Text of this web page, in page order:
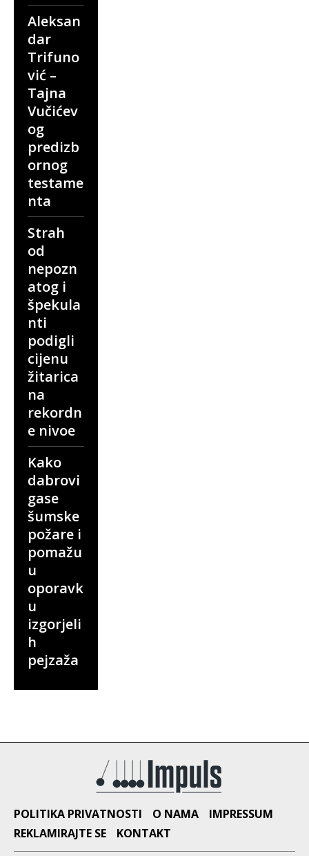
Aleksan
dar
Trifuno
vić –
Tajna
Vučićev
og
predizb
ornog
testame
nta
Strah
od
nepozn
atog i
špekula
nti
podigli
cijenu
žitarica
na
rekordn
e nivoe
Kako
dabrovi
gase
šumske
požare i
pomažu
u
oporavk
u
izgorjeli
h
pejzaža
POLITIKA PRIVATNOSTI O NAMA
IMPRESSUM
REKLAMIRAJTE SE
KONTAKT